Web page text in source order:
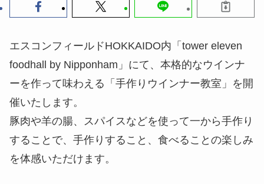
エスコンフィールドHOKKAIDO内「tower eleven
foodhall by Nipponham」にて、本格的なウインナ
ーを作って味わえる「手作りウインナー教室」を開
催いたします。
豚肉や羊の腸、スパイスなどを使って一から手作り
することで、手作りすること、食べることの楽しみ
を体感いただけます。